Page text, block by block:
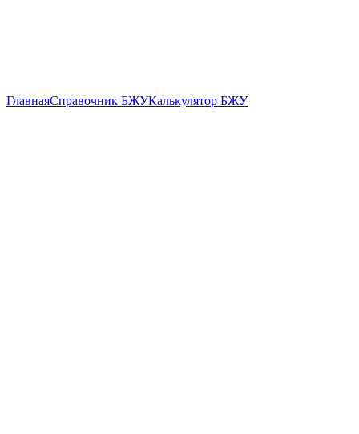
ГлавнаяСправочник БЖУКалькулятор БЖУ